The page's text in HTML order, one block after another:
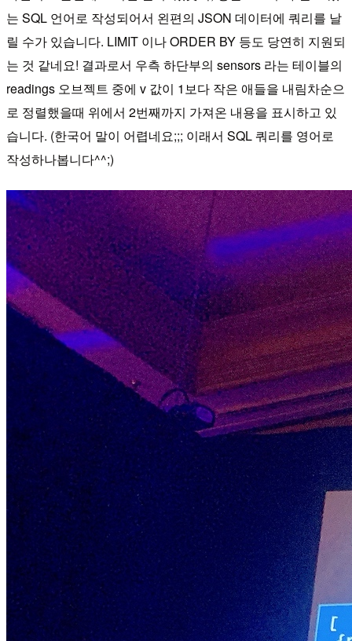
는 SQL 언어로 작성되어서 왼편의 JSON 데이터에 쿼리를 날
릴 수가 있습니다. LIMIT 이나 ORDER BY 등도 당연히 지원되
는 것 같네요! 결과로서 우측 하단부의 sensors 라는 테이블의
readings 오브젝트 중에 v 값이 1보다 작은 애들을 내림차순으
로 정렬했을때 위에서 2번째까지 가져온 내용을 표시하고 있
습니다. (한국어 말이 어렵네요;;; 이래서 SQL 쿼리를 영어로
작성하나봅니다^^;)